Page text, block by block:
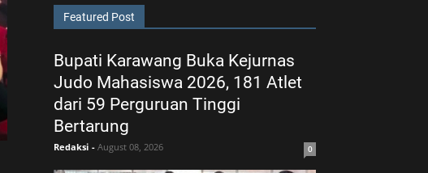
Featured Post
Bupati Karawang Buka Kejurnas
Judo Mahasiswa 2026, 181 Atlet
dari 59 Perguruan Tinggi
Bertarung
Redaksi - August 08, 2026 0